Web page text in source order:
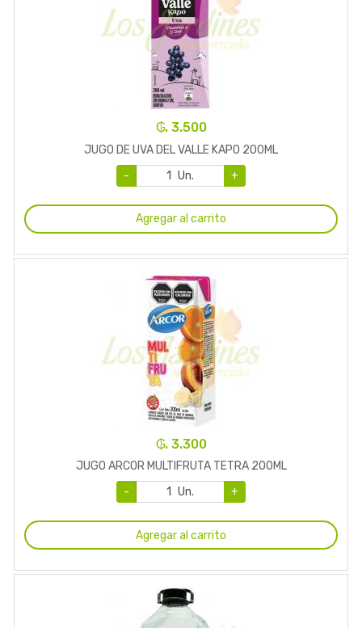
₲. 3.500
JUGO DE UVA DEL VALLE KAPO 200ML
-
Un. +
Agregar al carrito
₲. 3.300
JUGO ARCOR MULTIFRUTA TETRA 200ML
-
Un. +
Agregar al carrito